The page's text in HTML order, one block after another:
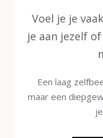
Voel je je
je aan jezelf
Een laag
maar een